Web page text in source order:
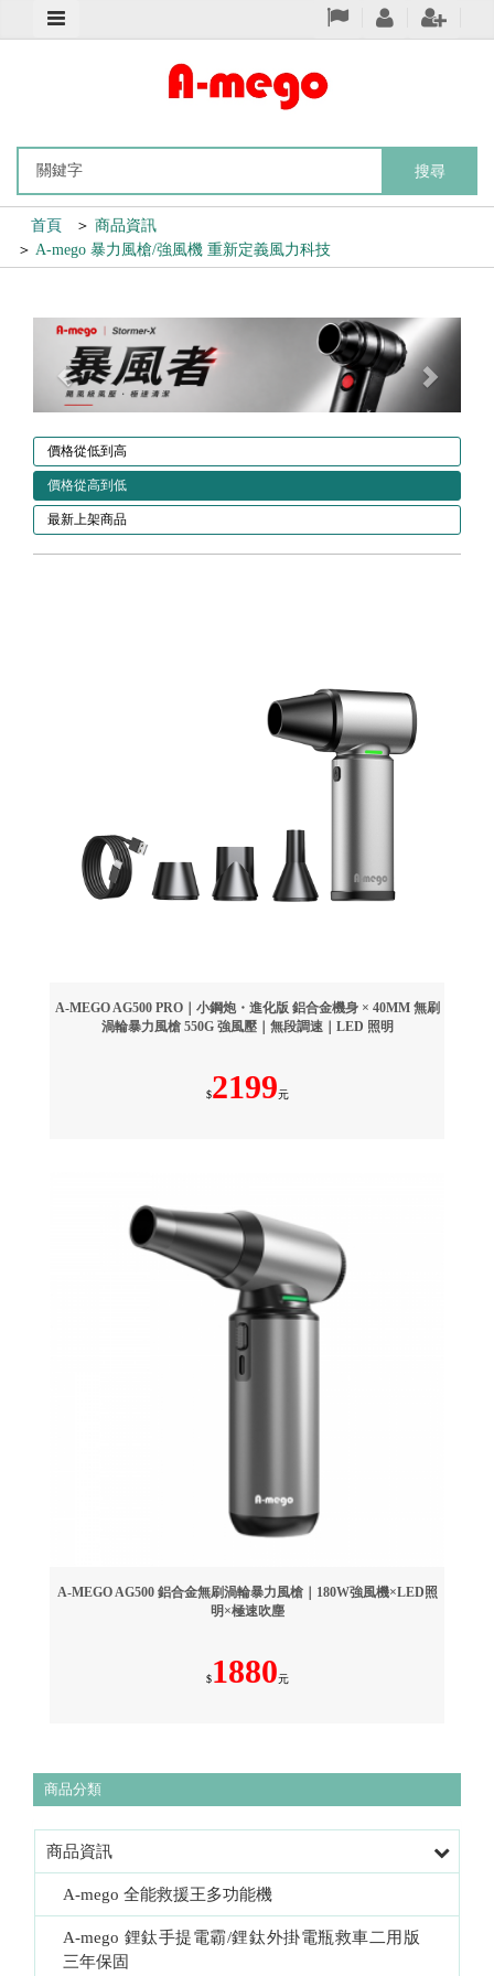
搜尋
首頁 ＞ 商品資訊
＞ A-mego 暴力風槍/強風機 重新定義風力科技
Previous Next
價格從低到高
價格從高到低
最新上架商品
A-MEGO AG500 PRO｜小鋼炮・進化版 鋁合金機身 × 40MM 無刷
渦輪暴力風槍 550G 強風壓｜無段調速｜LED 照明
$2199元
A-MEGO AG500 鋁合金無刷渦輪暴力風槍｜180W強風機×LED照
明×極速吹塵
$1880元
商品分類
商品資訊
A-mego 全能救援王多功能機
A-mego 鋰鈦手提電霸/鋰鈦外掛電瓶救車二用版
三年保固